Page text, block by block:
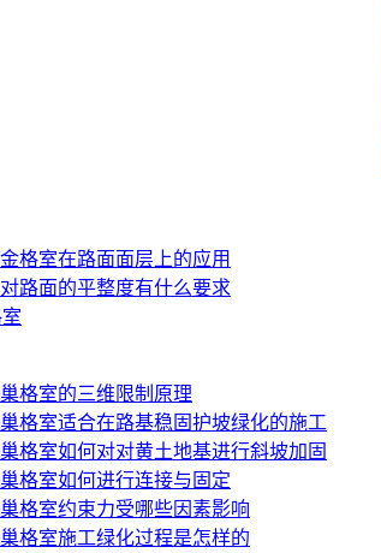
格室在路面面层上的应用
路面的平整度有什么要求
格室的三维限制原理
格室适合在路基稳固护坡绿化的施工
格室如何对对黄土地基进行斜坡加固
格室如何进行连接与固定
格室约束力受哪些因素影响
格室施工绿化过程是怎样的